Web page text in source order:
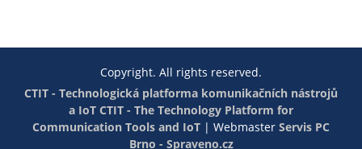
Copyright. All rights reserved.
CTIT - Technologická platforma komunikačních nástrojů
a IoT CTIT - The Technology Platform for
Communication Tools and IoT | Webmaster Servis PC
Brno - Spraveno.cz